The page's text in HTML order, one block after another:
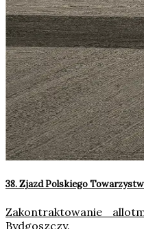
38. Zjazd Polskiego
Zakontraktowanie
Bydgoszczy.